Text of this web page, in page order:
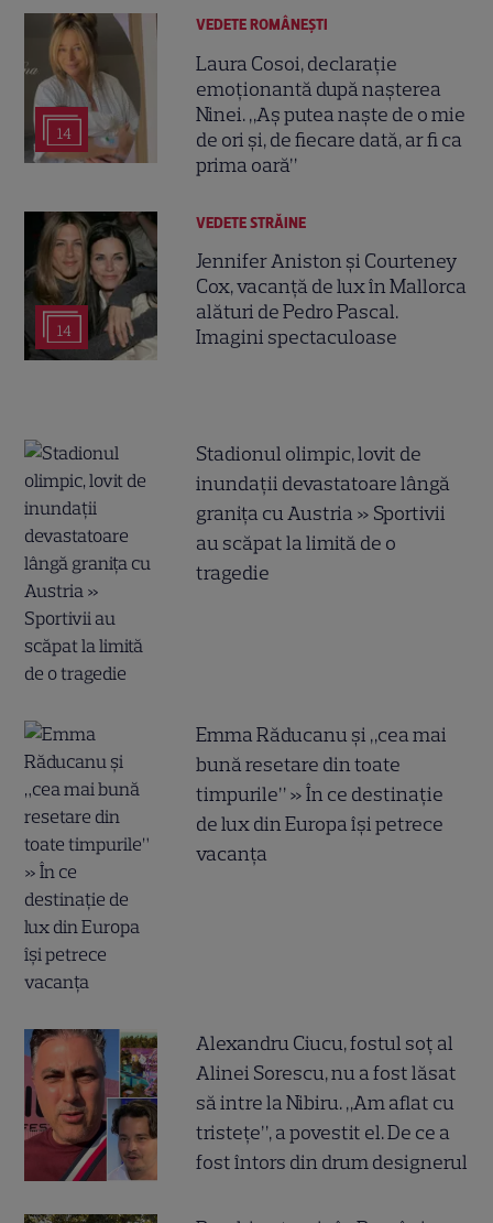
14
VEDETE ROMÂNEŞTI
Laura Cosoi, declarație
emoționantă după nașterea
Ninei. „Aș putea naște de o mie
de ori și, de fiecare dată, ar fi ca
prima oară”
14
VEDETE STRĂINE
Jennifer Aniston și Courteney
Cox, vacanță de lux în Mallorca
alături de Pedro Pascal.
Imagini spectaculoase
Stadionul olimpic, lovit de
inundații devastatoare lângă
granița cu Austria » Sportivii
au scăpat la limită de o
tragedie
Emma Răducanu și „cea mai
bună resetare din toate
timpurile” » În ce destinație
de lux din Europa își petrece
vacanța
Alexandru Ciucu, fostul soț al
Alinei Sorescu, nu a fost lăsat
să intre la Nibiru. „Am aflat cu
tristețe”, a povestit el. De ce a
fost întors din drum designerul